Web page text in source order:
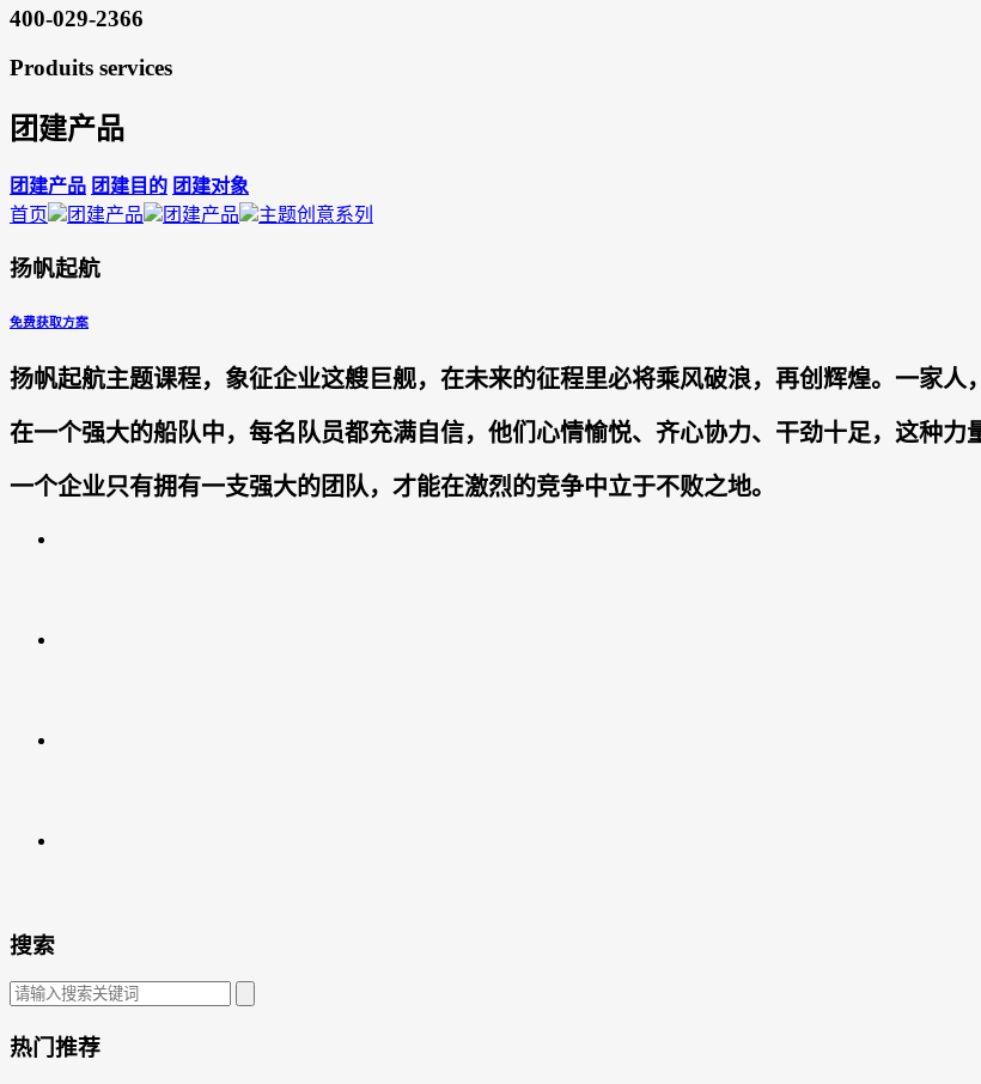
400-029-2366
Produits services
团建产品
团建产品 团建目的 团建对象
首页
团建产品 团建产品 主题创意系列
扬帆起航
免费获取方案
扬帆起航主题课程，象征企业这艘巨舰，在未来的征程里必将乘风破浪，再创辉煌。一家人
在一个强大的船队中，每名队员都充满自信，他们心情愉悦、齐心协力、干劲十足，这种力
一个企业只有拥有一支强大的团队，才能在激烈的竞争中立于不败之地。
搜索
热门推荐